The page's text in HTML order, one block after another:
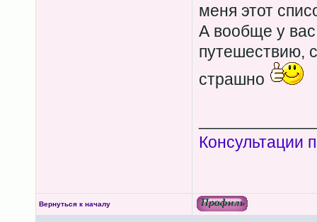
меня этот
А вообще у вас
путешествию,
страшно
Консультации
Вернуться к началу